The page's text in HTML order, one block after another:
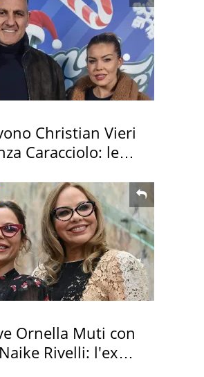
Christian Vieri
Caracciolo: le
Ornella Muti con
Rivelli: l'ex